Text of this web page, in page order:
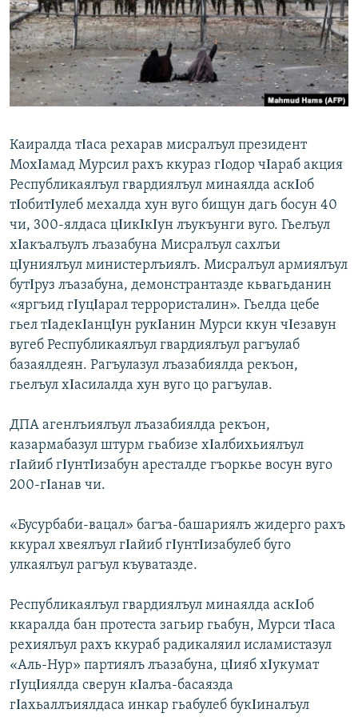
РАСПИСАНИЕ ВЕЩАНИЯ
ПОДПИШИТЕСЬ НА РАССЫЛКУ
СОЦИАЛЬНЫЕ СЕТИ
Все сайты РСЕ/РС
Каиралда тΙаса рехарав мисралъул президент
МохΙамад Мурсил рахъ ккураз гΙодор чΙараб акция
Республикаялъул гвардиялъул минаялда аскΙоб
тΙобитΙулеб мехалда хун вуго бищун дагь босун 40
чи, 300-ялдаса цΙикΙкΙун лъукъунги вуго. Гьелъул
хΙакъалъулъ лъазабуна Мисралъул сахлъи
цΙуниялъул министерлъиялъ. Мисралъул армиялъул
бутΙруз лъазабуна, демонстрантазде кьвагьданин
«яргъид гΙуцΙарал террористалин». Гьелда цебе
гьел тΙадекΙанцΙун рукΙанин Мурси ккун чΙезавун
вугеб Республикаялъул гвардиялъул рагъулаб
базаялдеян. Рагъулазул лъазабиялда рекъон,
гьелъул хΙасилалда хун вуго цо рагъулав.
ДПА агенлъиялъул лъазабиялда рекъон,
казармабазул штурм гьабизе хΙалбихьиялъул
гΙайиб гΙунтΙизабун аресталде гъоркье восун вуго
200-гΙанав чи.
«Бусурбаби-вацал» багъа-башариялъ жидерго рахъ
ккурал хвеялъул гΙайиб гΙунтΙизабулеб буго
улкаялъул рагъул къуватазде.
Республикаялъул гвардиялъул минаялда аскΙоб
ккаралда бан протеста загьир гьабун, Мурси тΙаса
рехиялъул рахъ ккураб радикаляил исламистазул
«Аль-Нур» партиялъ лъазабуна, цΙияб хΙукумат
гΙуцΙиялда сверун кΙалъа-басаязда
гΙахьаллъиялдаса инкар гьабулеб букΙиналъул